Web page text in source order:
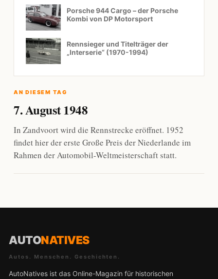
Porsche 944 Cargo – der Porsche
Kombi von DP Motorsport
Rennsieger und Titelträger der
„Interserie“ (1970-1994)
AN DIESEM TAG
7. August 1948
In Zandvoort wird die Rennstrecke eröffnet. 1952
findet hier der erste Große Preis der Niederlande im
Rahmen der Automobil-Weltmeisterschaft statt.
AUTONATIVES
Autos. Menschen. Geschichten.
AutoNatives ist das Online-Magazin für historischen